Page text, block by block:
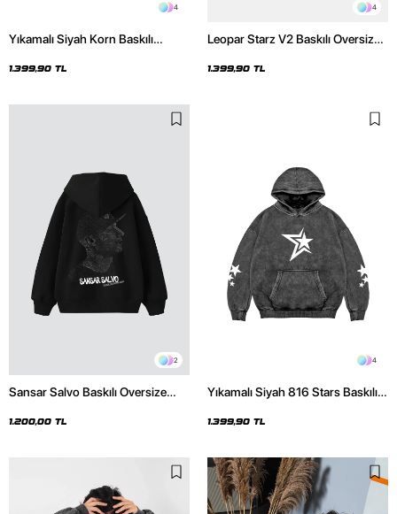
4
Yıkamalı Siyah Korn Baskılı
1.399,90 TL
4
Leopar Starz V2 Baskılı Oversize
Hoodie
1.399,90 TL
2
Sansar Salvo Baskılı Oversize
1.200,00 TL
4
Yıkamalı Siyah 816 Stars Baskılı
1.399,90 TL